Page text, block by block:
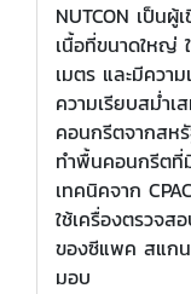
NUTCON เป็น
เนื้อที่ขนาดใหญ่
เมตร และมีควา
ความเรียบสม่ำ
คอนกรีตจากสห
ทำพื้นคอนกรีตที่
เทคนิคจาก
ใช้เครื่องตรวจส
ของซีแพค สแก
มอบ